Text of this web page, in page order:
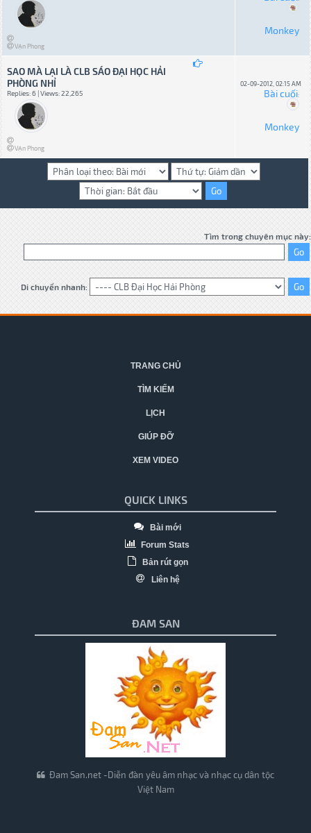
VẠn Phong
Monkey
SAO MÀ LẠI LÀ CLB SÁO ĐẠI HỌC HẢI
PHÒNG NHỈ
Replies: 6 | Views: 22,265
VẠn Phong
02-09-2012, 02:15 AM
Bài cuối:
Monkey
Tìm trong chuyên mục này:
Di chuyển nhanh:
TRANG CHỦ
TÌM KIẾM
LỊCH
GIÚP ĐỠ
XEM VIDEO
QUICK LINKS
Bài mới
Forum Stats
Bản rút gọn
Liên hệ
ĐAM SAN
Đam San.net -Diễn đàn yêu âm nhạc và nhạc cụ dân tộc
Việt Nam